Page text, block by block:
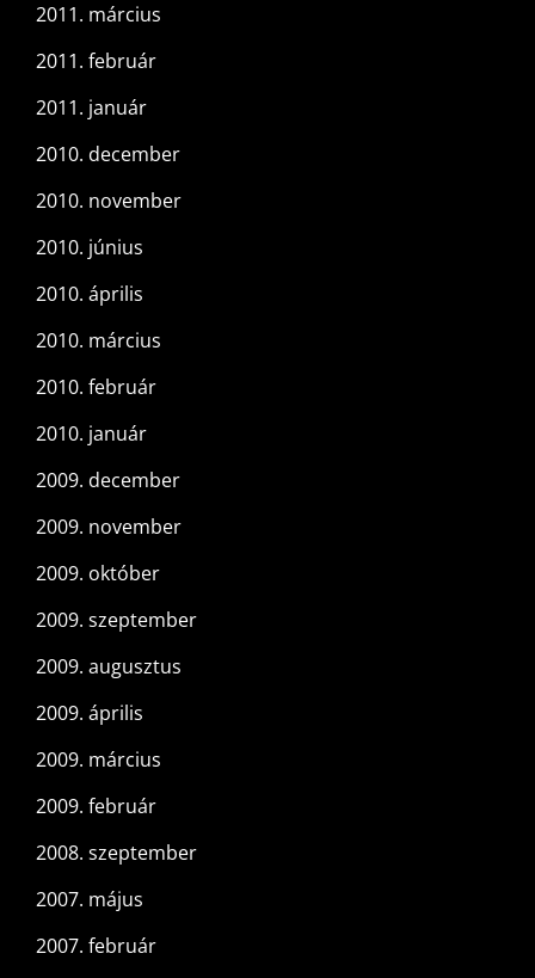
2011. március
2011. február
2011. január
2010. december
2010. november
2010. június
2010. április
2010. március
2010. február
2010. január
2009. december
2009. november
2009. október
2009. szeptember
2009. augusztus
2009. április
2009. március
2009. február
2008. szeptember
2007. május
2007. február